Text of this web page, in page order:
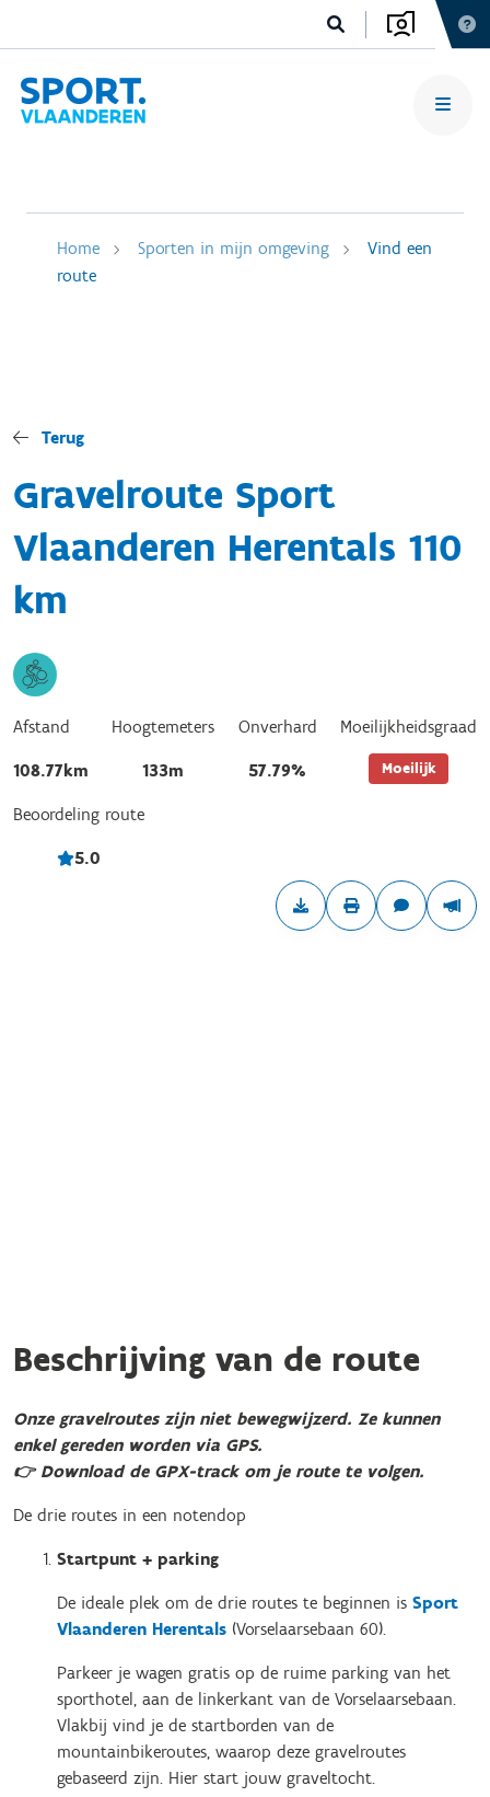
Home Sporten in mijn omgeving
Vind een
route
Terug
Gravelroute Sport
Vlaanderen Herentals 110
km
Afstand
108.77km
Hoogtemeters
133m
Onverhard
57.79%
Moeilijkheidsgraad
Moeilijk
Beoordeling route
5.0
Beschrijving van de route
Onze gravelroutes zijn niet bewegwijzerd. Ze kunnen
enkel gereden worden via GPS.
👉 Download de GPX-track om je route te volgen.
De drie routes in een notendop
Startpunt + parking
De ideale plek om de drie routes te beginnen is Sport
Vlaanderen Herentals (Vorselaarsebaan 60).
Parkeer je wagen gratis op de ruime parking van het
sporthotel, aan de linkerkant van de Vorselaarsebaan.
Vlakbij vind je de startborden van de
mountainbikeroutes, waarop deze gravelroutes
gebaseerd zijn. Hier start jouw graveltocht.